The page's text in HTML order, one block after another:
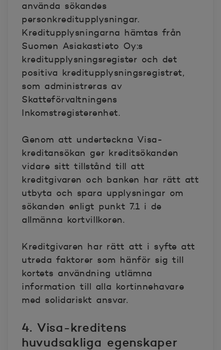
använda sökandes
personkreditupplysningar.
Kreditupplysningarna hämtas från
Suomen Asiakastieto Oy:s
kreditupplysningsregister och det
positiva kreditupplysningsregistret,
som administreras av
Skatteförvaltningens
Inkomstregisterenhet.
Genom att underteckna Visa-
kreditansökan ger kreditsökanden
vidare sitt tillstånd till att
kreditgivaren och banken har rätt att
utbyta och spara upplysningar om
sökanden enligt punkt 7.1 i de
allmänna kortvillkoren.
Kreditgivaren har rätt att i syfte att
utreda faktorer som hänför sig till
kortets användning utlämna
information till alla kortinnehavare
med solidariskt ansvar.
4. Visa-kreditens
huvudsakliga egenskaper